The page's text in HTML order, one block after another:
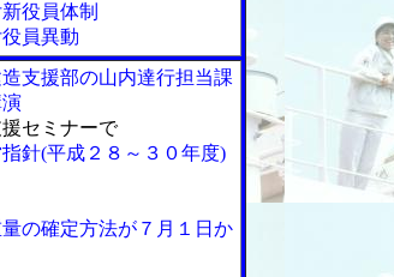
役員体制
員異動
支援部の山内達行担当課
セミナーで
針(平成２８～３０年度)
の確定方法が７月１日か